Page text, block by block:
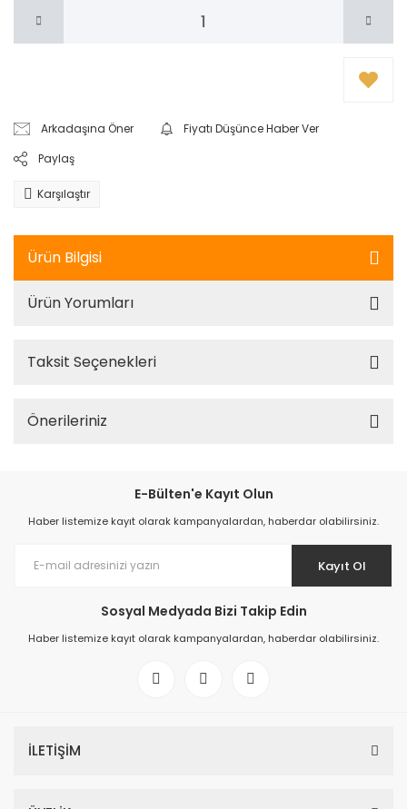
Arkadaşına Öner
Fiyatı Düşünce Haber Ver
Paylaş
Karşılaştır
Ürün Bilgisi
Ürün Yorumları
Taksit Seçenekleri
Önerileriniz
E-Bülten'e Kayıt Olun
Haber listemize kayıt olarak kampanyalardan, haberdar olabilirsiniz.
Kayıt Ol
Sosyal Medyada Bizi Takip Edin
Haber listemize kayıt olarak kampanyalardan, haberdar olabilirsiniz.
İLETİŞİM